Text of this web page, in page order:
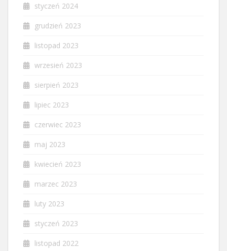
styczeń 2024
grudzień 2023
listopad 2023
wrzesień 2023
sierpień 2023
lipiec 2023
czerwiec 2023
maj 2023
kwiecień 2023
marzec 2023
luty 2023
styczeń 2023
listopad 2022